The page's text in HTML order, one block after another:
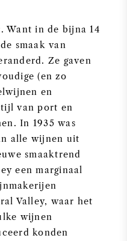
Want in de bijna 14
smaak van
Ze gaven
(en zo
en
van port en
In 1935 was
alle wijnen uit
smaaktrend
een marginaal
Valley, waar het
wijnen
konden